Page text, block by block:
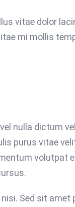
vitae dolor
mi mollis
nulla dictum
purus vitae
volutpat
Sed sit amet